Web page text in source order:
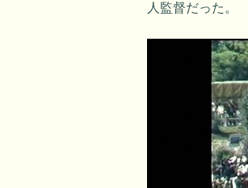
人監督だった。